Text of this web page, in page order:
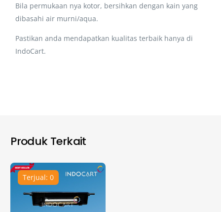
Bila permukaan nya kotor, bersihkan dengan kain yang
dibasahi air murni/aqua.
Pastikan anda mendapatkan kualitas terbaik hanya di
IndoCart.
Produk Terkait
Terjual: 0